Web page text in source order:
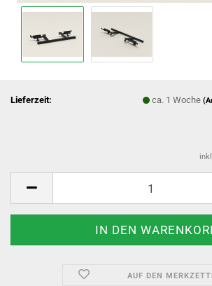
Lieferzeit: ca. 1 Woche
AUF DEN